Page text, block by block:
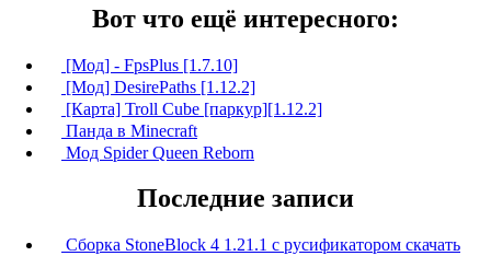
Вот что ещё интересного:
[Мод] - FpsPlus [1.7.10]
[Мод] DesirePaths [1.12.2]
[Карта] Troll Cube [паркур][1.12.2]
Панда в Minecraft
Мод Spider Queen Reborn
Последние записи
Сборка StoneBlock 4 1.21.1 с русификатором скачать